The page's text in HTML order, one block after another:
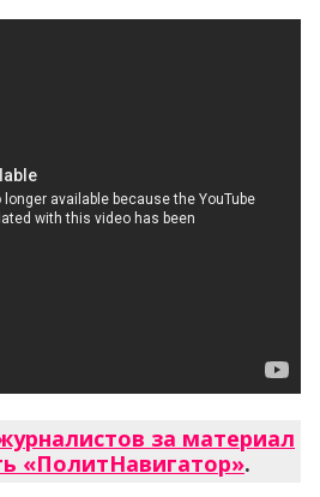
за материал
«ПолитНавигатор».